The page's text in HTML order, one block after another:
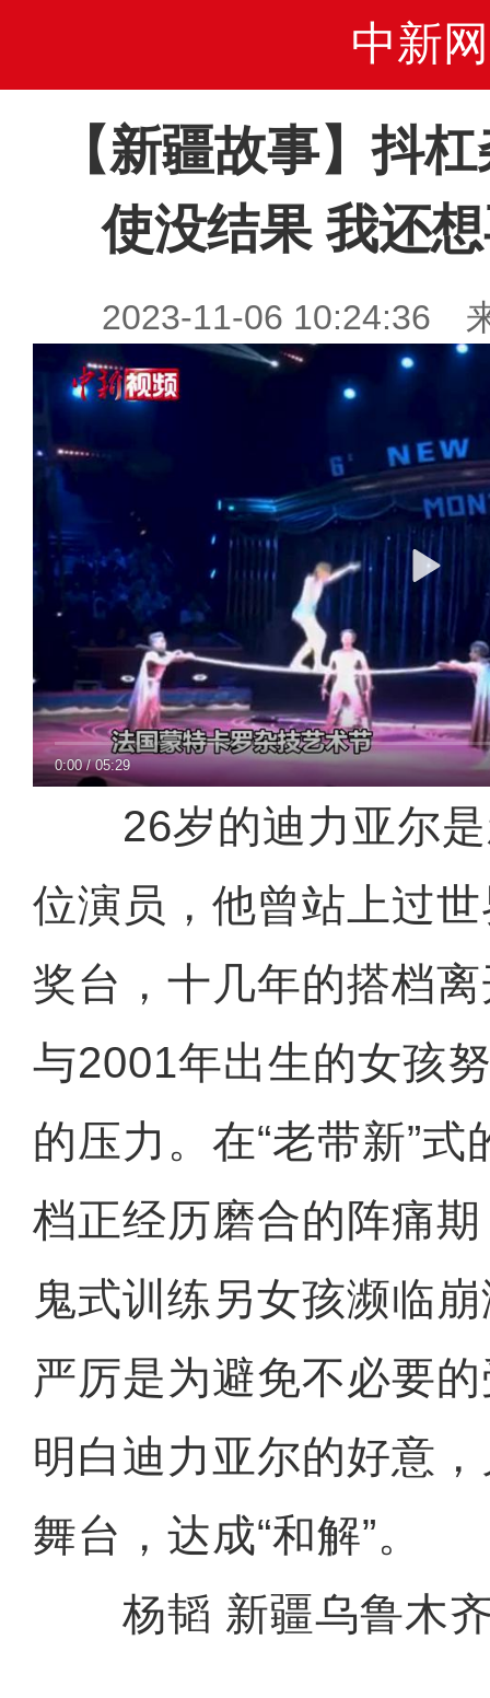
中新网
【新疆故事】抖
使没结果 我还
2023-11-06 10:24:36
0:00/05:29
26岁的迪力亚尔是
位演员，他曾站上过
奖台，十几年的搭档
与2001年出生的女孩
的压力。在“老带新”
档正经历磨合的阵痛
鬼式训练另女孩濒临
严厉是为避免不必要
明白迪力亚尔的好意
舞台，达成“和解”。
杨韬 新疆乌鲁木